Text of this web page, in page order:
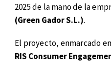
2025 de la mano de la
(Green Gador S.L.).
El proyecto, enmarcado
RIS Consumer